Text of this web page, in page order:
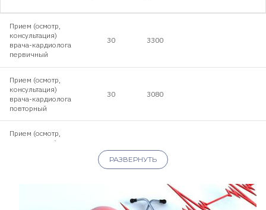
Прием (осмотр,
консультация)
врача-кардиолога
первичный
30 3300
Прием (осмотр,
консультация)
врача-кардиолога
повторный
30 3080
Прием (осмотр,
консультация)
30 3850
РАЗВЕРНУТЬ